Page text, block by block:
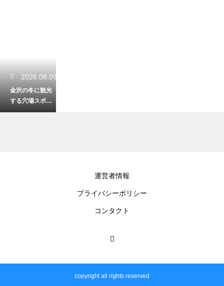
2026.08.09
金沢の冬に観光
する穴場スポッ
トは？雪景色が
運営者情報
プライバシーポリシー
コンタクト
copyright all rights reserved